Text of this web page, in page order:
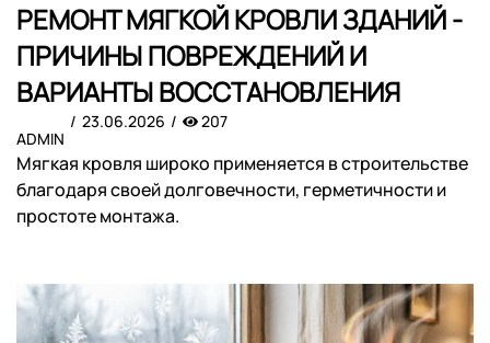
РЕМОНТ МЯГКОЙ КРОВЛИ ЗДАНИЙ -
ПРИЧИНЫ ПОВРЕЖДЕНИЙ И
ВАРИАНТЫ ВОССТАНОВЛЕНИЯ
ADMIN
23.06.2026 207
Мягкая кровля широко применяется в строительстве
благодаря своей долговечности, герметичности и
простоте монтажа.